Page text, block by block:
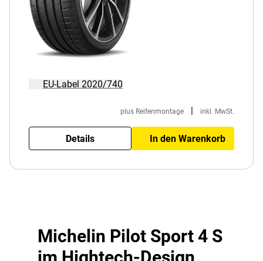
EU-Label 2020/740
plus Reifenmontage | inkl. MwSt.
Details In den Warenkorb
Michelin Pilot Sport 4 S